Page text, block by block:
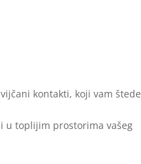
kontakti, koji vam štede
u toplijim prostorima vašeg